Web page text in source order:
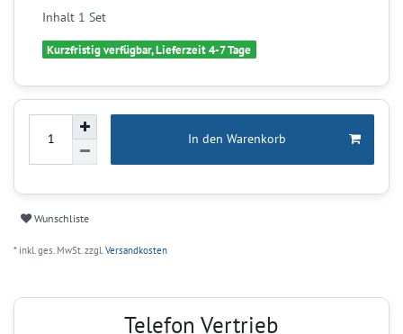
Inhalt 1 Set
Kurzfristig verfügbar, Lieferzeit 4-7 Tage
In den Warenkorb
Wunschliste
* inkl. ges. MwSt. zzgl.Versandkosten
Telefon Vertrieb